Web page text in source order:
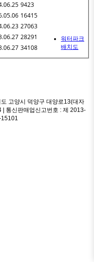
9423
16415
27063
28291
34108
워터파크
배치도
고양시 덕양구 대양로13(대자
통신판매업신고번호 : 제 2013-